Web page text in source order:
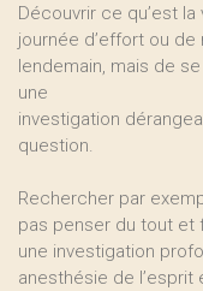
Découvrir ce qu’est
journée d’effort ou
lendemain, mais de
une
investigation
question.
Rechercher par
pas penser du tout et
une investigation
anesthésie de